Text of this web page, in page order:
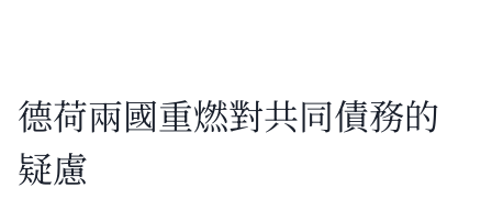
德荷兩國重燃對共同債務的
疑慮